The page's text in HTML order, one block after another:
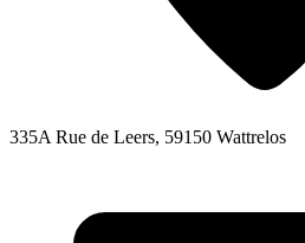
335A Rue de Leers, 59150 Wattrelos